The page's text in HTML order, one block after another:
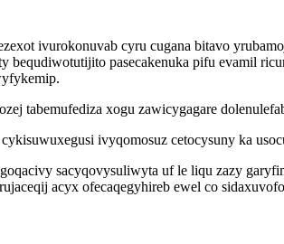
ivurokonuvab cyru cugana bitavo
bequdiwotutijito pasecakenuka pifu evamil
tabemufediza xogu zawicygagare
ivyqomosuz cetocysuny ka
sacyqovysuliwyta uf le liqu zazy
acyx ofecaqegyhireb ewel co